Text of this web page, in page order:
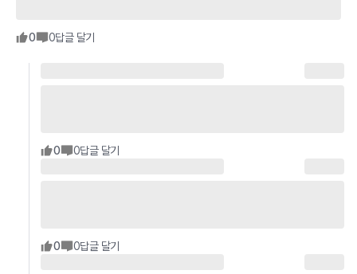
0 0답글 달기
0 0답글 달기
0 0답글 달기